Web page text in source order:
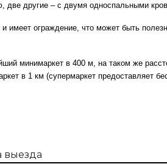
другие – с двумя односпальными
имеет ограждение, что может быть
минимаркет в 400 м, на таком же
в 1 км (супермаркет предоставляет
выезда